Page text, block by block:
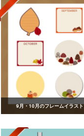
9月・10月のフレームイラスト